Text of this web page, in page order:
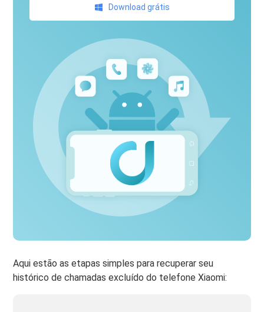
Download grátis
Aqui estão as etapas simples para recuperar seu
histórico de chamadas excluído do telefone Xiaomi: